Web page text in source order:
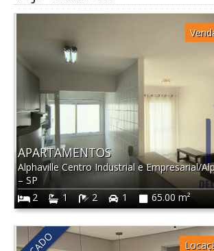
APARTAMENTOS
Alphaville Centro Industrial e Empresarial/
– SP
2
1 2 1 65.00 m²